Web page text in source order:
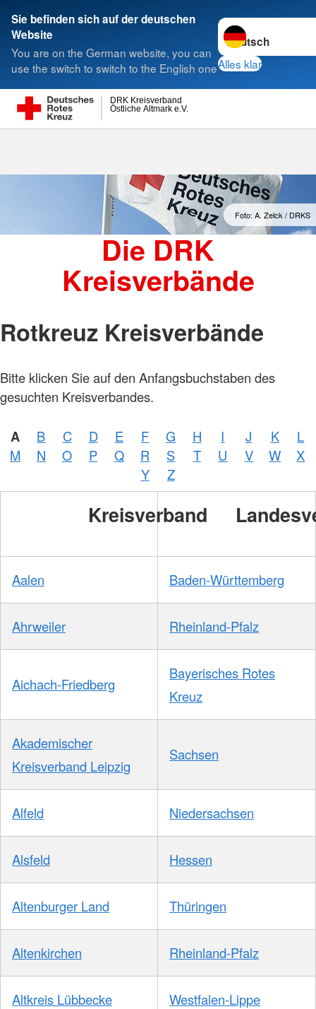
Sie befinden sich auf der deutschen
Website
You are on the German website, you can
use the switch to switch to the English one
Sprache wechseln
Alles klar
Östliche Altmark e.V.
DRK Kreisverband
Suche
Kreisverbände
Foto: A. Zelck / DRKS
Die DRK
Kreisverbände
Rotkreuz Kreisverbände
Bitte klicken Sie auf den Anfangsbuchstaben des
gesuchten Kreisverbandes.
A B C D E F G H I J K
L
M
N O P Q R S T U V W
X
Y
Z
Kreisverband
Aalen Baden-Württemberg
Ahrweiler Rheinland-Pfalz
Aichach-Friedberg
Bayerisches Rotes
Kreuz
Akademischer
Kreisverband Leipzig
Sachsen
Alfeld Niedersachsen
Alsfeld Hessen
Altenburger Land Thüringen
Altenkirchen Rheinland-Pfalz
Altkreis Lübbecke Westfalen-Lippe